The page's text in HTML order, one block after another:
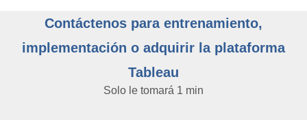
Contáctenos para entrenamiento,
implementación o adquirir la plataforma
Tableau
Solo le tomará 1 min